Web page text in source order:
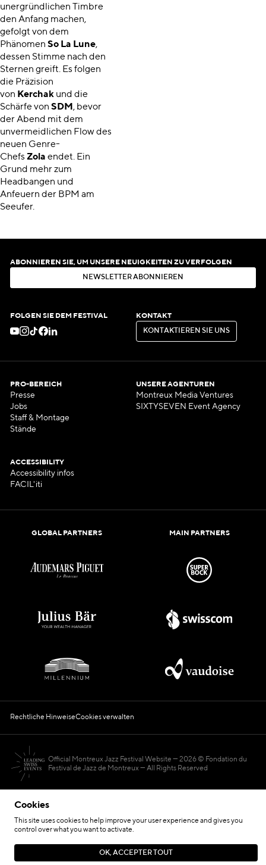
Cookies
This site uses cookies to help improve your user experience and gives you
control over what you want to activate.
OK, ACCEPTER TOUT
unergründlichen Timbre
den Anfang machen,
gefolgt von dem
Phänomen So La Lune,
dessen Stimme nach den
Sternen greift. Es folgen
die Präzision
von Kerchak und die
Schärfe von SDM , bevor
der Abend mit dem
unvermeidlichen Flow des
neuen Genre-
Chefs Zola endet. Ein
Grund mehr zum
Headbangen und
Anfeuern der BPM am
Seeufer.
ABONNIEREN SIE, UM UNSERE NEUIGKEITEN ZU VERFOLGEN
N EWSLET ERABON N EREN
FOLGEN SIE DEM FESTIVAL KONTAKT
KON AKT EREN SI E UN S
KONTAKTIERENSIEUNS
PRO-BEREICH
Presse
Jobs
Staff & Montage
Stände
UNSERE AGENTUREN
Montreux Media Ventures
SIXTYSEVEN Event Agency
ACCESSIBILITY
Accessibility infos
FACIL'iti
GLOBAL PARTNERS MAIN PARTNERS
Rechtliche HinweiseCookies verwalten
Official Montreux Jazz Festival Website
2026 © Fondation du
Festival de Jazz de Montreux — All Rights Reserved
Hosted by